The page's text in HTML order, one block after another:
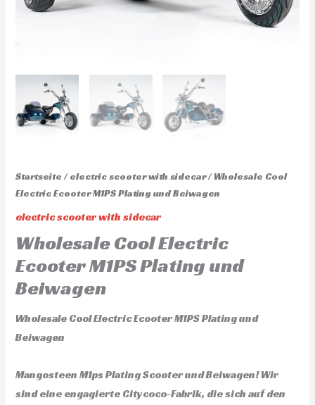
Startseite /electric scooter with sidecar/ Wholesale Cool
Electric Ecooter M1PS Plating und Beiwagen
electric scooter with sidecar
Wholesale Cool Electric
Ecooter M1PS Plating und
Beiwagen
Wholesale Cool Electric Ecooter M1PS Plating und
Beiwagen
Mangosteen M1ps Plating Scooter und Beiwagen! Wir
sind eine engagierte Citycoco-Fabrik, die sich auf den